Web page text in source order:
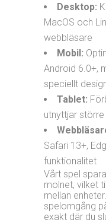
Desktop:
MacOS och
webbläsare
Mobil:
Android 6.0+,
speciellt
Tablet:
utnyttjar
Safari 13+,
funktionalitet
Vårt spel
molnet, vilket
mellan
spelomgång
exakt där du